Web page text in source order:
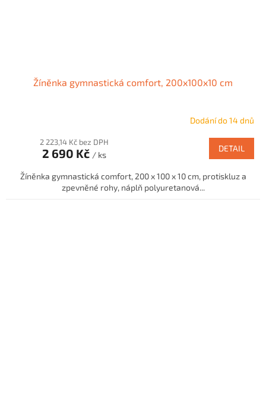
Žíněnka gymnastická comfort, 200x100x10 cm
Dodání do 14 dnů
2 223,14 Kč bez DPH
2 690 Kč / ks
DETAIL
Žíněnka gymnastická comfort, 200 x 100 x 10 cm, protiskluz a
zpevněné rohy, náplň polyuretanová...